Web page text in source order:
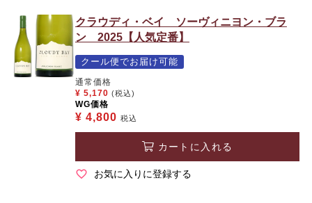
クラウディ・ベイ ソーヴィニヨン・ブラ
ン 2025【人気定番】
クール便でお届け可能
通常価格
¥ 5,170 (税込)
WG価格
¥ 4,800 税込
カートに入れる
お気に入りに登録する